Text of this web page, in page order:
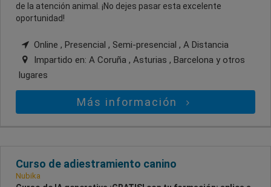
de la atención animal. ¡No dejes pasar esta excelente
oportunidad!
Online , Presencial , Semi-presencial , A Distancia
Impartido en: A Coruña , Asturias , Barcelona y otros
lugares
Más información
Curso de adiestramiento canino
Nubika